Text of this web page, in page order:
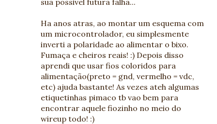
Ha anos atras, ao montar um esquema com
um microcontrolador, eu simplesmente
inverti a polaridade ao alimentar o bixo.
Fumaça e cheiros reais! :) Depois disso
aprendi que usar fios coloridos para
alimentação(preto = gnd, vermelho = vdc,
etc) ajuda bastante! As vezes ateh algumas
etiquetinhas pimaco tb vao bem para
encontrar aquele fiozinho no meio do
wireup todo! :)